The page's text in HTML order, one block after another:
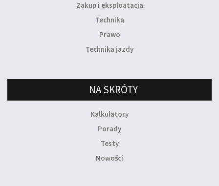
Zakup i eksploatacja
Technika
Prawo
Technika jazdy
NA SKRÓTY
Kalkulatory
Porady
Testy
Nowości